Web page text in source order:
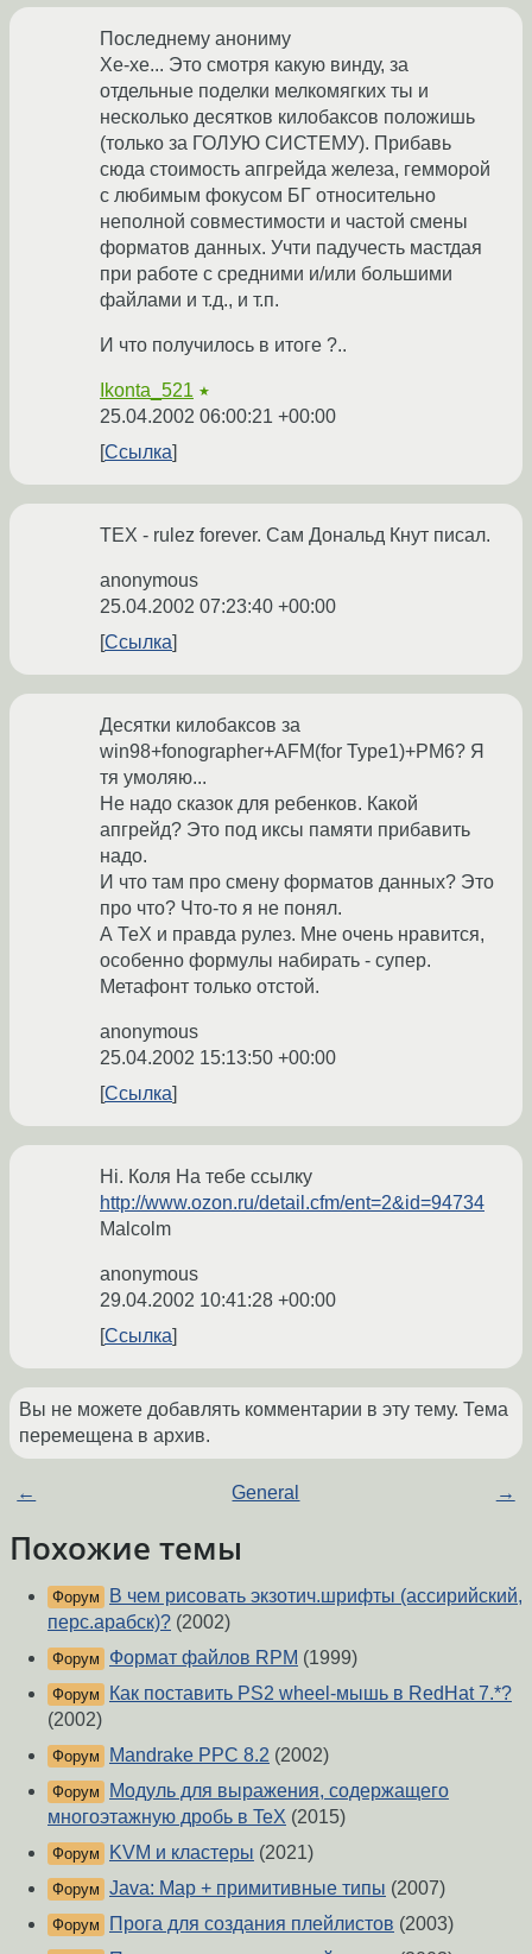
Последнему анониму
Хе-хе... Это смотря какую винду, за
отдельные поделки мелкомягких ты и
несколько десятков килобаксов положишь
(только за ГОЛУЮ СИСТЕМУ). Прибавь
сюда стоимость апгрейда железа, гемморой
с любимым фокусом БГ относительно
неполной совместимости и частой смены
форматов данных. Учти падучесть мастдая
при работе с средними и/или большими
файлами и т.д., и т.п.
И что получилось в итоге ?..
Ikonta_521 ★
25.04.2002 06:00:21 +00:00
Ссылка
TEX - rulez forever. Сам Дональд Кнут писал.
anonymous
25.04.2002 07:23:40 +00:00
Ссылка
Десятки килобаксов за
win98+fonographer+AFM(for Type1)+PM6? Я
тя умоляю...
Не надо сказок для ребенков. Какой
апгрейд? Это под иксы памяти прибавить
надо.
И что там про смену форматов данных? Это
про что? Что-то я не понял.
А ТеХ и правда рулез. Мне очень нравится,
особенно формулы набирать - супер.
Метафонт только отстой.
anonymous
25.04.2002 15:13:50 +00:00
Ссылка
Hi. Коля На тебе ссылку
http://www.ozon.ru/detail.cfm/ent=2&id=94734
Malcolm
anonymous
29.04.2002 10:41:28 +00:00
Ссылка
Вы не можете добавлять комментарии в эту тему. Тема
перемещена в архив.
← General →
Похожие темы
Форум
В чем рисовать экзотич.шрифты (ассирийский,
перс.арабск)? (2002)
Форум Формат файлов RPM (1999)
Форум
Как поставить PS2 wheel-мышь в RedHat 7.*?
(2002)
Форум Mandrake PPC 8.2 (2002)
Форум
Модуль для выражения, содержащего
многоэтажную дробь в TeX (2015)
Форум KVM и кластеры (2021)
Форум Java: Map + примитивные типы (2007)
Форум Прога для создания плейлистов (2003)